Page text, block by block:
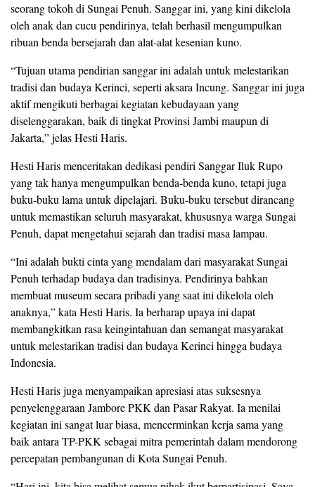
seorang tokoh di Sungai Penuh. Sanggar ini, yang kini dikelola
oleh anak dan cucu pendirinya, telah berhasil mengumpulkan
ribuan benda bersejarah dan alat-alat kesenian kuno.
​“Tujuan utama pendirian sanggar ini adalah untuk melestarikan
tradisi dan budaya Kerinci, seperti aksara Incung. Sanggar ini juga
aktif mengikuti berbagai kegiatan kebudayaan yang
diselenggarakan, baik di tingkat Provinsi Jambi maupun di
Jakarta,” jelas Hesti Haris.
Hesti Haris menceritakan dedikasi pendiri Sanggar Iluk Rupo
yang tak hanya mengumpulkan benda-benda kuno, tetapi juga
buku-buku lama untuk dipelajari. Buku-buku tersebut dirancang
untuk memastikan seluruh masyarakat, khususnya warga Sungai
Penuh, dapat mengetahui sejarah dan tradisi masa lampau.
​“Ini adalah bukti cinta yang mendalam dari masyarakat Sungai
Penuh terhadap budaya dan tradisinya. Pendirinya bahkan
membuat museum secara pribadi yang saat ini dikelola oleh
anaknya,” kata Hesti Haris. Ia berharap upaya ini dapat
membangkitkan rasa keingintahuan dan semangat masyarakat
untuk melestarikan tradisi dan budaya Kerinci hingga budaya
Indonesia.
Hesti Haris juga menyampaikan apresiasi atas suksesnya
penyelenggaraan Jambore PKK dan Pasar Rakyat. Ia menilai
kegiatan ini sangat luar biasa, mencerminkan kerja sama yang
baik antara TP-PKK sebagai mitra pemerintah dalam mendorong
percepatan pembangunan di Kota Sungai Penuh.